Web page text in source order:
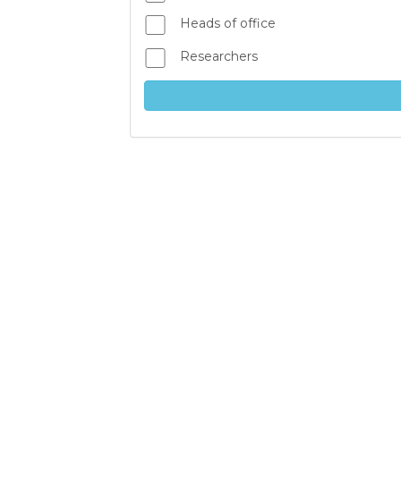
Heads of office
Researchers